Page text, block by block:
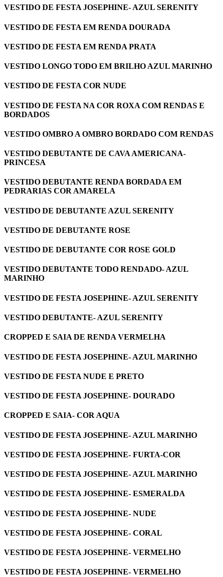
VESTIDO DE FESTA JOSEPHINE- AZUL SERENITY
VESTIDO DE FESTA EM RENDA DOURADA
VESTIDO DE FESTA EM RENDA PRATA
VESTIDO LONGO TODO EM BRILHO AZUL MARINHO
VESTIDO DE FESTA COR NUDE
VESTIDO DE FESTA NA COR ROXA COM RENDAS E
BORDADOS
VESTIDO OMBRO A OMBRO BORDADO COM RENDAS
VESTIDO DEBUTANTE DE CAVA AMERICANA-
PRINCESA
VESTIDO DEBUTANTE RENDA BORDADA EM
PEDRARIAS COR AMARELA
VESTIDO DE DEBUTANTE AZUL SERENITY
VESTIDO DE DEBUTANTE ROSE
VESTIDO DE DEBUTANTE COR ROSE GOLD
VESTIDO DEBUTANTE TODO RENDADO- AZUL
MARINHO
VESTIDO DE FESTA JOSEPHINE- AZUL SERENITY
VESTIDO DEBUTANTE- AZUL SERENITY
CROPPED E SAIA DE RENDA VERMELHA
VESTIDO DE FESTA JOSEPHINE- AZUL MARINHO
VESTIDO DE FESTA NUDE E PRETO
VESTIDO DE FESTA JOSEPHINE- DOURADO
CROPPED E SAIA- COR AQUA
VESTIDO DE FESTA JOSEPHINE- AZUL MARINHO
VESTIDO DE FESTA JOSEPHINE- FURTA-COR
VESTIDO DE FESTA JOSEPHINE- AZUL MARINHO
VESTIDO DE FESTA JOSEPHINE- ESMERALDA
VESTIDO DE FESTA JOSEPHINE- NUDE
VESTIDO DE FESTA JOSEPHINE- CORAL
VESTIDO DE FESTA JOSEPHINE- VERMELHO
VESTIDO DE FESTA JOSEPHINE- VERMELHO